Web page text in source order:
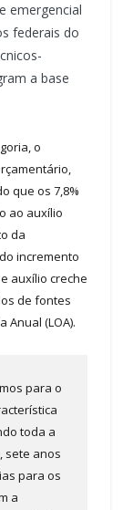
emergencial
federais do
a base
o
que os 7,8%
ao auxílio
da
incremento
auxílio creche
de fontes
Anual (LOA).
para o
toda a
sete anos
para os
a